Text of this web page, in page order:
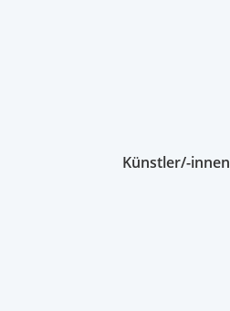
Künstler/-innen